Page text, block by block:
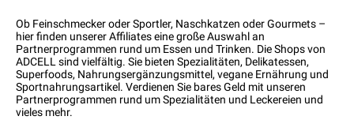
Ob Feinschmecker oder Sportler, Naschkatzen oder Gourmets –
hier finden unserer Affiliates eine große Auswahl an
Partnerprogrammen rund um Essen und Trinken. Die Shops von
ADCELL sind vielfältig. Sie bieten Spezialitäten, Delikatessen,
Superfoods, Nahrungsergänzungsmittel, vegane Ernährung und
Sportnahrungsartikel. Verdienen Sie bares Geld mit unseren
Partnerprogrammen rund um Spezialitäten und Leckereien und
vieles mehr.